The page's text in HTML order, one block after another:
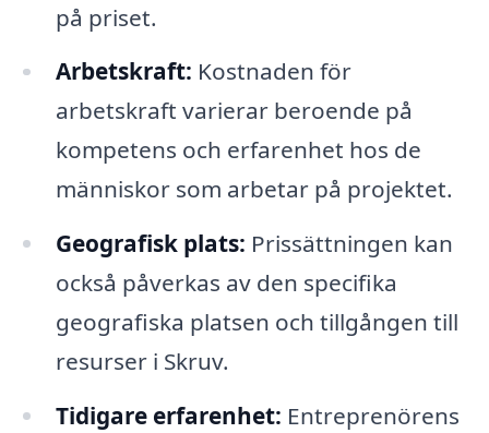
på priset.
Arbetskraft: Kostnaden för
arbetskraft varierar beroende på
kompetens och erfarenhet hos de
människor som arbetar på projektet.
Geografisk plats: Prissättningen kan
också påverkas av den specifika
geografiska platsen och tillgången till
resurser i Skruv.
Tidigare erfarenhet: Entreprenörens